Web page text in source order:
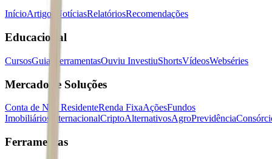
InícioArtigos NotíciasRelatóriosRecomendações
Educacional
CursosGuias FerramentasOuviu InvestiuShortsVídeosWebséries
Mercados e Soluções
Conta de Não ResidenteRenda FixaAçõesFundos
Imobiliários
InternacionalCriptoAlternativosAgroPrevidência
Ferramentas